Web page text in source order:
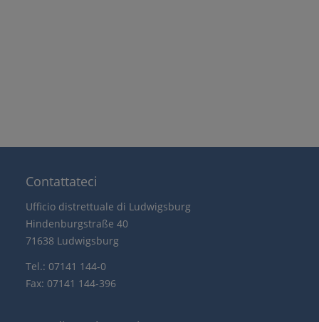
Contattateci
Ufficio distrettuale di Ludwigsburg
Hindenburgstraße 40
71638 Ludwigsburg
Tel.: 07141 144-0
Fax: 07141 144-396